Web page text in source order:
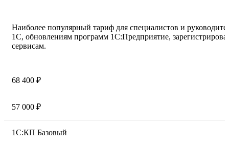
Наиболее популярный тариф для специалистов и
1С, обновлениям программ 1С:Предприятие,
сервисам.
68 400 ₽
57 000 ₽
1С:КП Базовый